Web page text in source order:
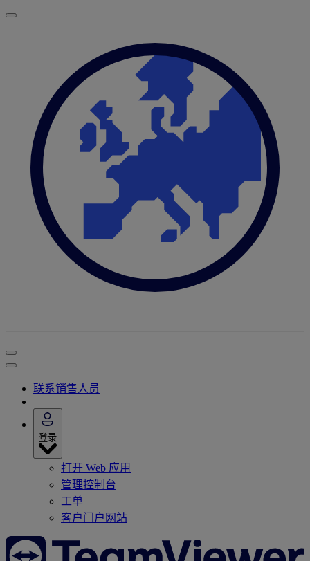
联系销售人员
登录
打开 Web 应用
管理控制台
工单
客户门户网站